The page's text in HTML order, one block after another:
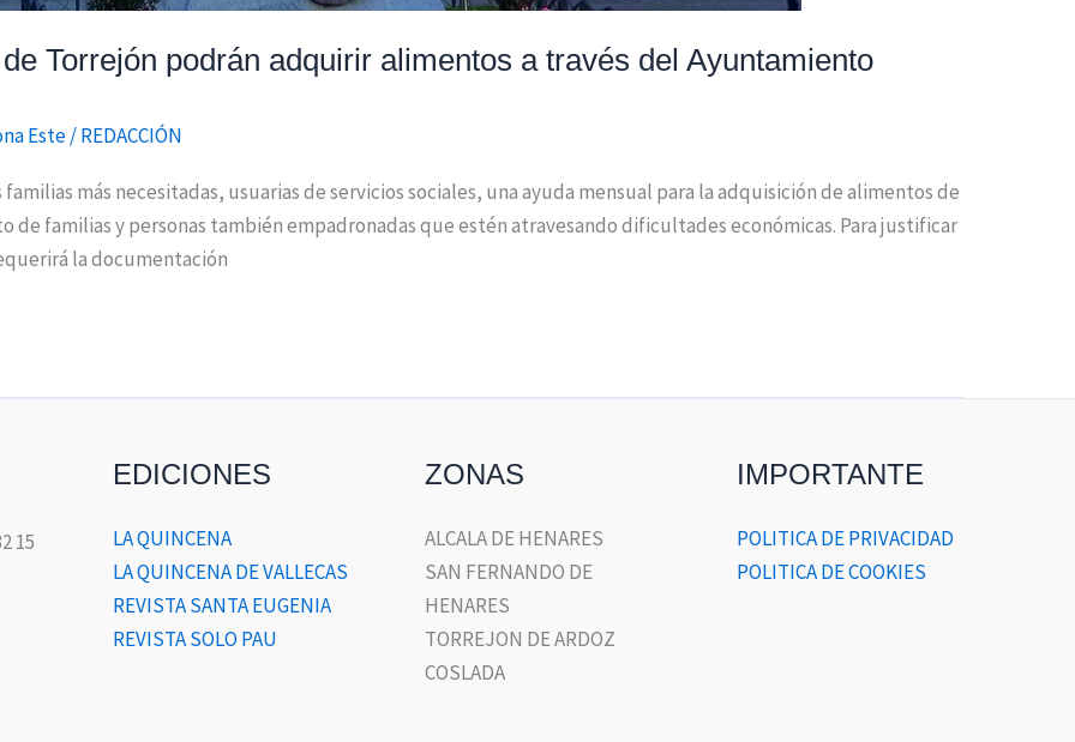
Torrejón podrán adquirir alimentos a través del Ayuntamiento
Este/REDACCIÓN
más necesitadas, usuarias de servicios sociales, una ayuda mensual para la adquisición de alimentos de
de familias y personas también empadronadas que estén atravesando dificultades económicas. Para justificar
la documentación
15
EDICIONES
LA QUINCENA
LA QUINCENA DE VALLECAS
REVISTA SANTA EUGENIA
REVISTA SOLO PAU
ZONAS
ALCALA DE HENARES
SAN FERNANDO DE
HENARES
TORREJON DE ARDOZ
COSLADA
IMPORTANTE
POLITICA DE PRIVACIDAD
POLITICA DE COOKIES